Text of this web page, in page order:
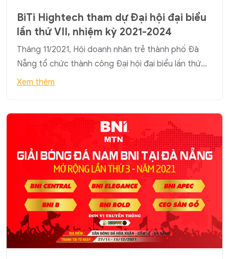
BiTi Hightech tham dự Đại hội đại biểu
lần thứ VII, nhiệm kỳ 2021-2024
Tháng 11/2021, Hội doanh nhân trẻ thành phố Đà
Nẵng tổ chức thành công Đại hội đại biểu lần thứ…
Xem thêm